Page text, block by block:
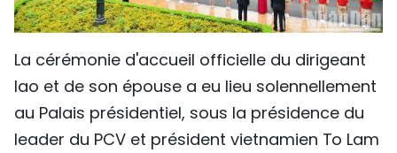
La cérémonie d'accueil officielle du dirigeant
lao et de son épouse a eu lieu solennellement
au Palais présidentiel, sous la présidence du
leader du PCV et président vietnamien To Lam